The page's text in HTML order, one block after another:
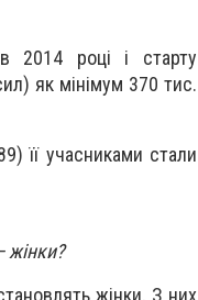
2014 році і старту
як мінімум 370 тис.
її учасниками стали
жінки?
жінки. З них